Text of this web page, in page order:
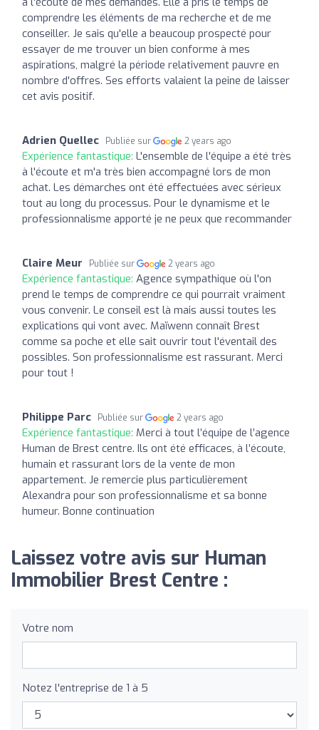
comprendre les éléments de ma recherche et de me
conseiller. Je sais qu'elle a beaucoup prospecté pour
essayer de me trouver un bien conforme à mes
aspirations, malgré la période relativement pauvre en
nombre d'offres. Ses efforts valaient la peine de laisser
cet avis positif.
Adrien Quellec Publiée sur 2 years ago
Expérience fantastique: L'ensemble de l'équipe a été très
à l'écoute et m'a très bien accompagné lors de mon
achat. Les démarches ont été effectuées avec sérieux
tout au long du processus. Pour le dynamisme et le
professionnalisme apporté je ne peux que recommander
Claire Meur Publiée sur 2 years ago
Expérience fantastique: Agence sympathique où l'on
prend le temps de comprendre ce qui pourrait vraiment
vous convenir. Le conseil est là mais aussi toutes les
explications qui vont avec. Maïwenn connaît Brest
comme sa poche et elle sait ouvrir tout l'éventail des
possibles. Son professionnalisme est rassurant. Merci
pour tout !
Philippe Parc Publiée sur 2 years ago
Expérience fantastique: Merci à tout l’équipe de l’agence
Human de Brest centre. Ils ont été efficaces, à l’écoute,
humain et rassurant lors de la vente de mon
appartement. Je remercie plus particulièrement
Alexandra pour son professionnalisme et sa bonne
humeur. Bonne continuation
Laissez votre avis sur Human
Immobilier Brest Centre :
Votre nom
Notez l'entreprise de 1 à 5